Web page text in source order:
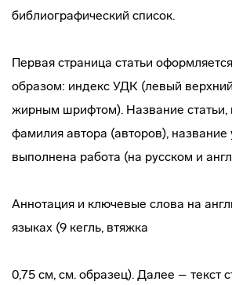
библиографический список.
Первая страница статьи
образом: индекс УДК (левый
жирным шрифтом). Название статьи,
фамилия автора (авторов), название
выполнена работа (на русском и
Аннотация и ключевые слова на
языках (9 кегль, втяжка
0,75 см, см. образец). Далее – текст